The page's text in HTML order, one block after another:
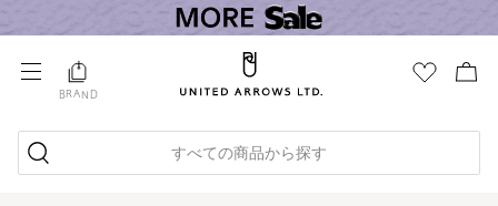
BRAND
すべての商品から探す